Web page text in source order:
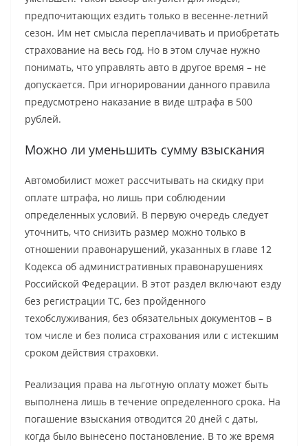
предпочитающих ездить только в весенне-летний
сезон. Им нет смысла переплачивать и приобретать
страхование на весь год. Но в этом случае нужно
понимать, что управлять авто в другое время – не
допускается. При игнорировании данного правила
предусмотрено наказание в виде штрафа в 500
рублей.
Можно ли уменьшить сумму взыскания
Автомобилист может рассчитывать на скидку при
оплате штрафа, но лишь при соблюдении
определенных условий. В первую очередь следует
уточнить, что снизить размер можно только в
отношении правонарушений, указанных в главе 12
Кодекса об административных правонарушениях
Российской Федерации. В этот раздел включают езду
без регистрации ТС, без пройденного
техобслуживания, без обязательных документов – в
том числе и без полиса страхования или с истекшим
сроком действия страховки.
Реализация права на льготную оплату может быть
выполнена лишь в течение определенного срока. На
погашение взыскания отводится 20 дней с даты,
когда было вынесено постановление. В то же время